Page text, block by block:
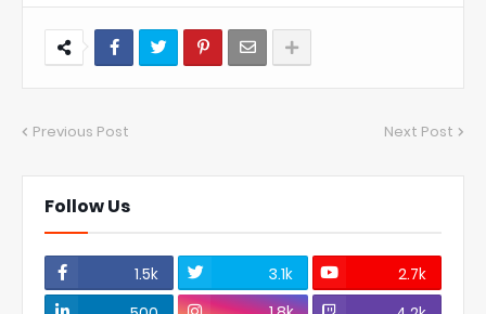
Previous Post Next Post
Follow Us
1.5k 3.1k
2.7k